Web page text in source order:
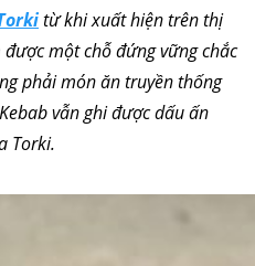
từ khi xuất hiện trên thị
một chỗ đứng vững chắc
phải món ăn truyền thống
vẫn ghi được dấu ấn
Torki.